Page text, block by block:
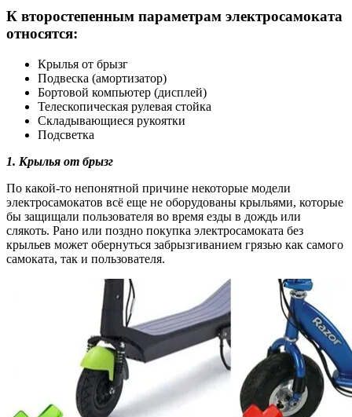
К второстепенным параметрам электросамоката
относятся:
Крылья от брызг
Подвеска (амортизатор)
Бортовой компьютер (дисплей)
Телескопическая рулевая стойка
Складывающиеся рукоятки
Подсветка
1. Крылья от брызг
По какой-то непонятной причине некоторые модели
электросамокатов всё еще не оборудованы крыльями, которые
бы защищали пользователя во время езды в дождь или
слякоть. Рано или поздно покупка электросамоката без
крыльев может обернуться забрызгиванием грязью как самого
самоката, так и пользователя.